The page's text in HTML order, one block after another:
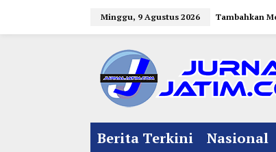
Minggu, 9 Agustus 2026 Tambahkan
Berita Terkini Nasional